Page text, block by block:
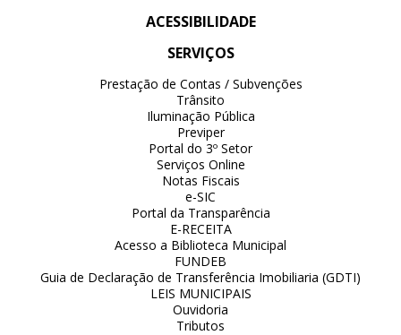
ACESSIBILIDADE
SERVIÇOS
Prestação de Contas / Subvenções
Trânsito
Iluminação Pública
Previper
Portal do 3º Setor
Serviços Online
Notas Fiscais
e-SIC
Portal da Transparência
E-RECEITA
Acesso a Biblioteca Municipal
FUNDEB
Guia de Declaração de Transferência Imobiliaria (GDTI)
LEIS MUNICIPAIS
Ouvidoria
Tributos